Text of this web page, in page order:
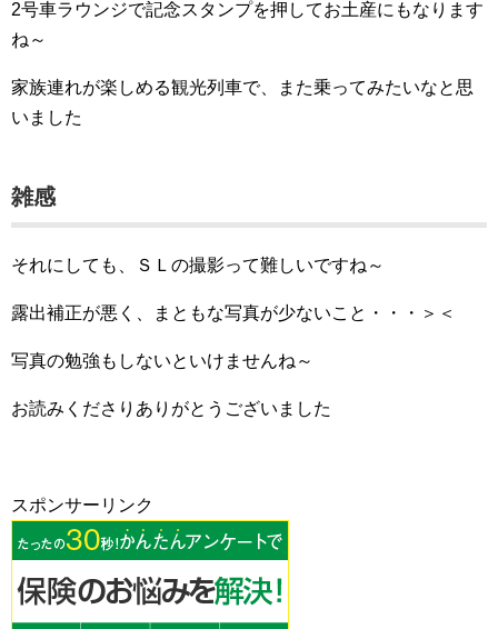
2号車ラウンジで記念スタンプを押してお土産にもなります
ね～
家族連れが楽しめる観光列車で、また乗ってみたいなと思
いました
雑感
それにしても、ＳＬの撮影って難しいですね～
露出補正が悪く、まともな写真が少ないこと・・・＞＜
写真の勉強もしないといけませんね～
お読みくださりありがとうございました
スポンサーリンク